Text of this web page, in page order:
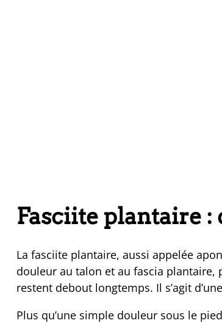
Fasciite plantaire :
La fasciite plantaire, aussi appelée
douleur au talon et au fascia plantaire,
restent debout longtemps. Il s’agit
Plus qu’une simple douleur sous le